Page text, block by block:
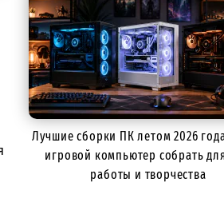
Лучшие сборки ПК летом 2026
игровой компьютер собрать
работы и творчества